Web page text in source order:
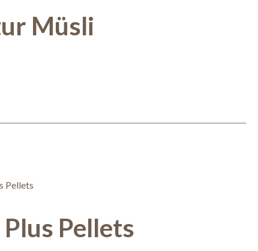
Müsli
Pellets